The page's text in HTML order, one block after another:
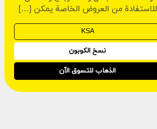
للاستفادة من العروض الخاصة يمكن […]
نسخ الكوبون
الذهاب للتسوق الآن